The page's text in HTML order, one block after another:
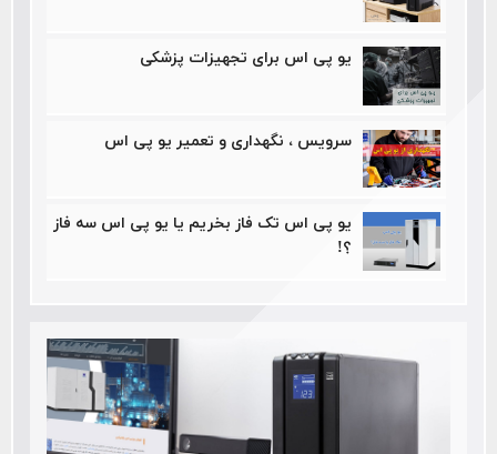
یو پی اس برای تجهیزات پزشکی
سرویس ، نگهداری و تعمیر یو پی اس
یو پی اس تک فاز بخریم یا یو پی اس سه فاز
؟!